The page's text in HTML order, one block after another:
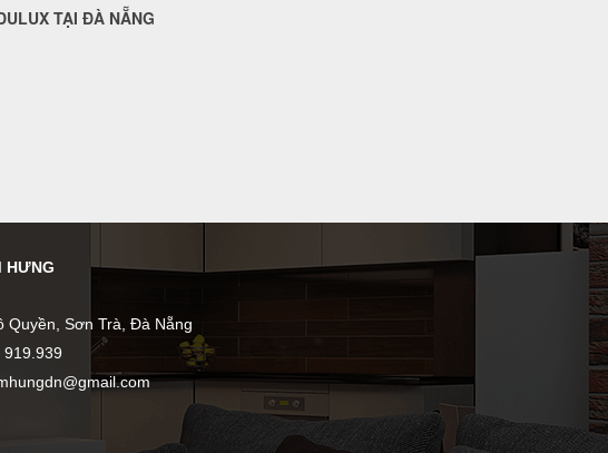
TẠI ĐÀ NẴNG
HƯNG
Quyền, Sơn Trà, Đà Nẵng
919.939